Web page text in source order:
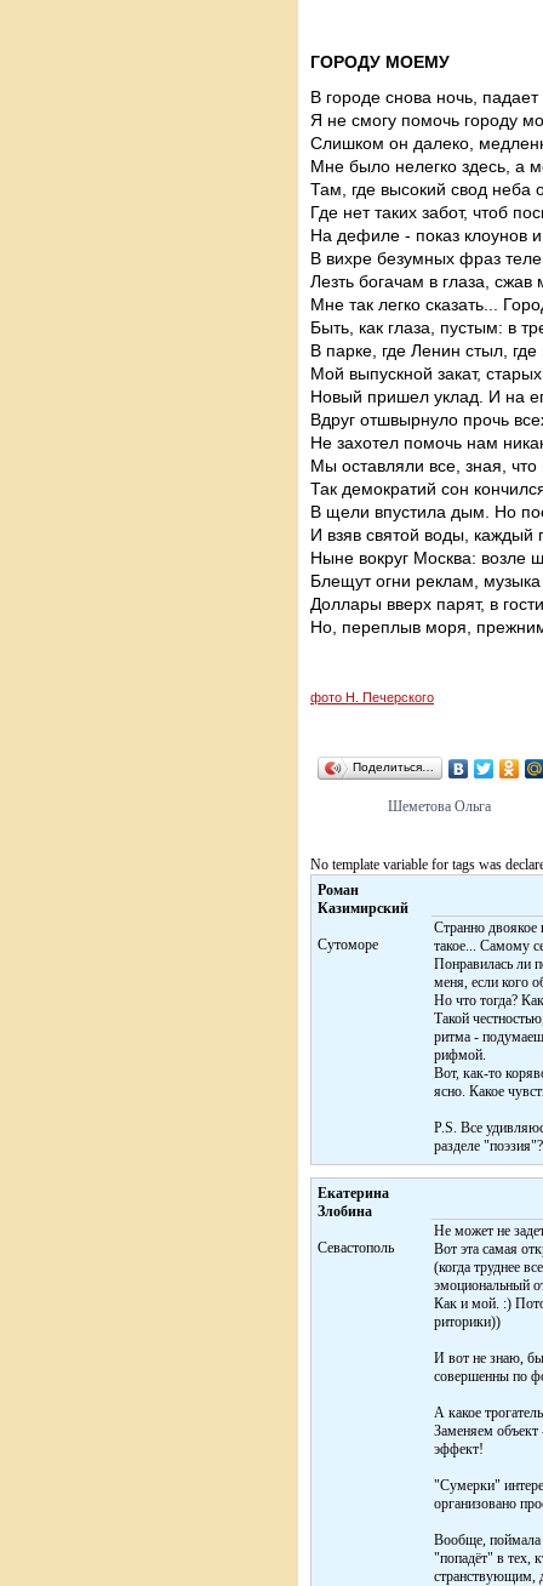
ГОРОДУ МОЕМУ
В городе снова ночь,
Я не смогу помочь городу
Слишком он далеко,
Мне было нелегко здесь, а
Там, где высокий свод неба
Где нет таких забот, чтоб
На дефиле - показ клоунов
В вихре безумных фраз
Лезть богачам в глаза,
Мне так легко сказать...
Быть, как глаза, пустым: в
В парке, где Ленин стыл, где
Мой выпускной закат,
Новый пришел уклад. И на
Вдруг отшвырнуло прочь
Не захотел помочь нам
Мы оставляли все, зная, что
Так демократий сон
В щели впустила дым. Но
И взяв святой воды, каждый
Ныне вокруг Москва: возле
Блещут огни реклам, музыка
Доллары вверх парят, в
Но, переплыв моря,
фото Н. Печерского
Поделиться…
Шеметова Ольга
No template variable for tags was
Роман
Казимирский
Сутоморе
Странно двоякое
такое... Самому
Понравилась ли
меня, если кого
Но что тогда?
Такой
ритма -
рифмой.
Вот, как-то
ясно. Какое
P.S. Все
разделе "поэзия"?
Екатерина
Злобина
Cевастополь
Не может не
Вот эта самая
(когда труднее
эмоциональный
Как и мой. :)
риторики))
И вот не знаю,
совершенны по
А какое
Заменяем объект
эффект!
"Сумерки"
организовано
Вообще, поймала
"попадёт" в тех,
странствующим,